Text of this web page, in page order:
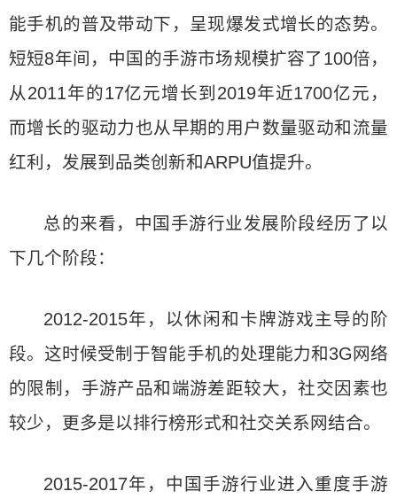
能手机的普及带动下，呈现爆发式增长的态势。
短短8年间，中国的手游市场规模扩容了100倍，
从2011年的17亿元增长到2019年近1700亿元，
而增长的驱动力也从早期的用户数量驱动和流量
红利，发展到品类创新和ARPU值提升。
总的来看，中国手游行业发展阶段经历了以
下几个阶段：
2012-2015年，以休闲和卡牌游戏主导的阶
段。这时候受制于智能手机的处理能力和3G网络
的限制，手游产品和端游差距较大，社交因素也
较少，更多是以排行榜形式和社交关系网结合。
2015-2017年，中国手游行业进入重度手游